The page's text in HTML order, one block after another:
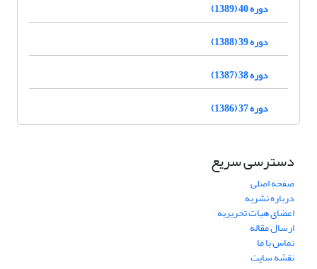
دوره 40 (1389)
دوره 39 (1388)
دوره 38 (1387)
دوره 37 (1386)
دسترسی سریع
صفحه اصلی
درباره نشریه
اعضای هیات تحریریه
ارسال مقاله
تماس با ما
نقشه سایت